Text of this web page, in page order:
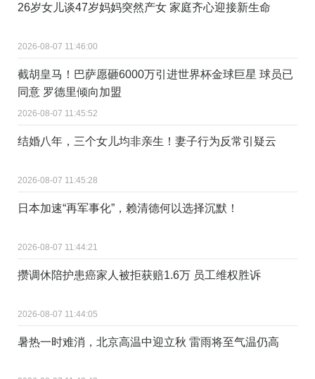
26岁女儿谈47岁妈妈突然产女 家庭齐心迎接新生命
2026-08-07 11:46:00
截胡皇马！巴萨愿砸6000万引进世界杯金球巨星 球员已
同意 罗德里倾向加盟
2026-08-07 11:45:52
结婚八年，三个女儿均非亲生！妻子行为反常引疑云
2026-08-07 11:45:28
日本加速“再军事化”，赖清德何以选择沉默！
2026-08-07 11:44:21
攒调休陪护患癌家人被拒获赔1.6万 员工维权胜诉
2026-08-07 11:44:05
暑热一时难消，北京高温中迎立秋 雷雨将至气温仍高